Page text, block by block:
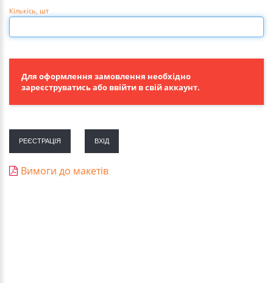
Кількісь , шт
Для оформлення замовлення необхідно
зареєструватись або ввійти в свій аккаунт.
РЕЄСТРАЦІЯ ВХІД
Вимоги до макетів